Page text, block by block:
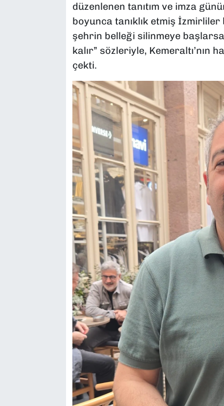
düzenlenen tanıtım ve imza
boyunca tanıklık etmiş İzmirliler
şehrin belleği silinmeye
kalır” sözleriyle, Kemeraltı’nın
çekti.